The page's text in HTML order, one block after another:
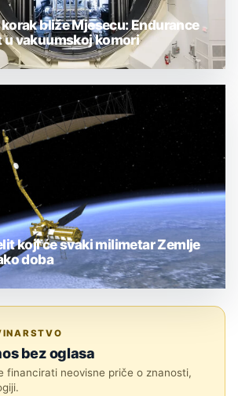
bliže Mjesecu: Endurance
u vakuumskoj komori
koji će svaki milimetar Zemlje
doba
bez oglasa
financirati neovisne priče o znanosti,